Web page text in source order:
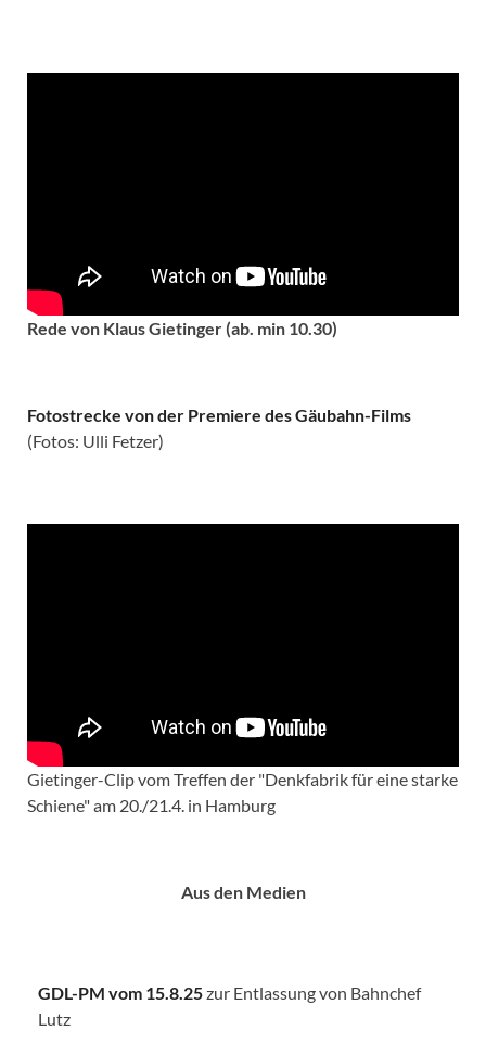
Rede von Klaus Gietinger (ab. min 10.30)
Fotostrecke von der Premiere des Gäubahn-Films
(Fotos: Ulli Fetzer)
Gietinger-Clip vom Treffen der "Denkfabrik für eine starke
Schiene" am 20./21.4. in Hamburg
Aus den Medien
GDL-PM vom 15.8.25zur Entlassung von Bahnchef
Lutz